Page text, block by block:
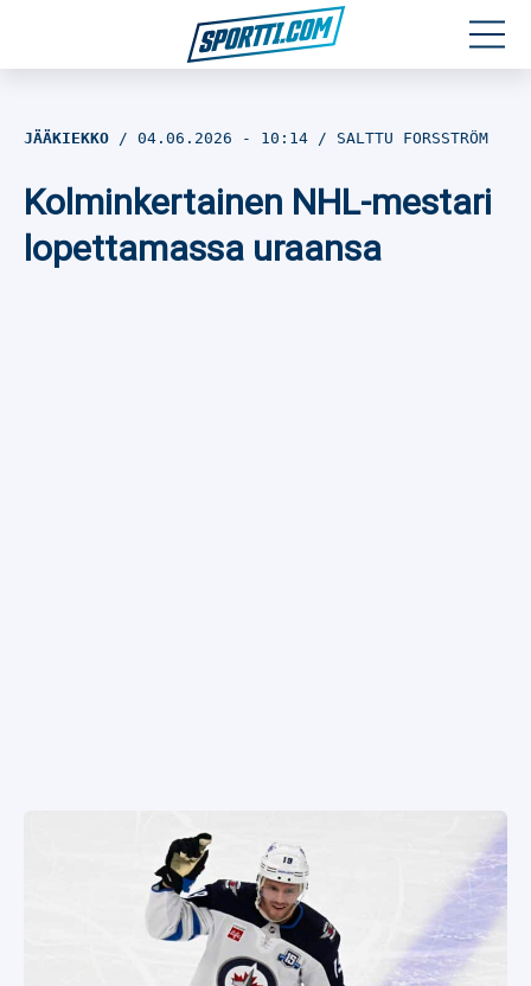
Jalkapallo
JÄÄKIEKKO 04.06.2026 - 10:14 SALTTU FORSSTRÖM
Kolminkertainen NHL-mestari
lopettamassa uraansa